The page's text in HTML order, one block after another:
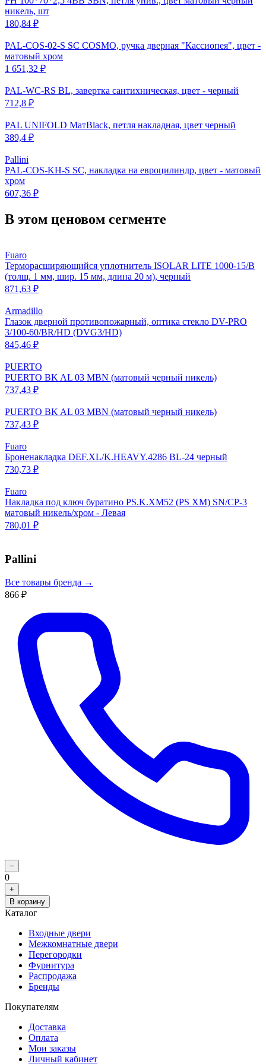
никель, шт
180,84 ₽
PAL-COS-02-S SC COSMO, ручка дверная "Кассиопея", цвет -
матовый хром
1 651,32 ₽
PAL-WC-RS BL, завертка сантихническая, цвет - черный
712,8 ₽
PAL UNIFOLD МатBlack, петля накладная, цвет черный
389,4 ₽
Pallini
PAL-COS-KH-S SC, накладка на евроцилиндр, цвет - матовый
хром
607,36 ₽
В этом ценовом сегменте
Fuaro
Терморасширяющийся уплотнитель ISOLAR LITE 1000-15/B
(толщ. 1 мм, шир. 15 мм, длина 20 м), черный
871,63 ₽
Armadillo
Глазок дверной противопожарный, оптика стекло DV-PRO
3/100-60/BR/HD (DVG3/HD)
845,46 ₽
PUERTO
PUERTO BK AL 03 MBN (матовый черный никель)
737,43 ₽
PUERTO BK AL 03 MBN (матовый черный никель)
737,43 ₽
Fuaro
Броненакладка DEF.XL/K.HEAVY.4286 BL-24 черный
730,73 ₽
Fuaro
Накладка под ключ буратино PS.K.XM52 (PS XM) SN/CP-3
матовый никель/хром - Левая
780,01 ₽
Pallini
Все товары бренда →
866 ₽
−
0
+
В корзину
Каталог
Входные двери
Межкомнатные двери
Перегородки
Фурнитура
Распродажа
Бренды
Покупателям
Доставка
Оплата
Мои заказы
Личный кабинет